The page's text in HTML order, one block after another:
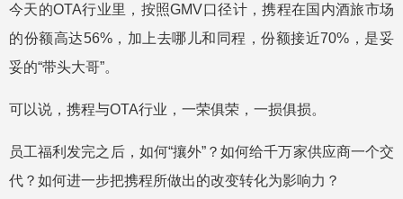
今天的OTA行业里，按照GMV口径计，携程在国内酒旅市场
的份额高达56%，加上去哪儿和同程，份额接近70%，是妥
妥的“带头大哥”。
可以说，携程与OTA行业，一荣俱荣，一损俱损。
员工福利发完之后，如何“攘外”？如何给千万家供应商一个交
代？如何进一步把携程所做出的改变转化为影响力？